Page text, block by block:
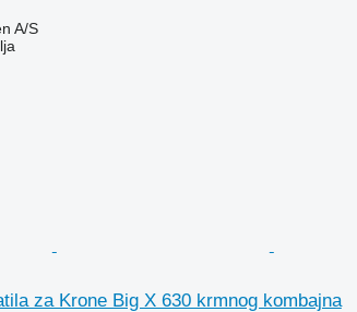
A/S
za Krone Big X 630 krmnog kombajna